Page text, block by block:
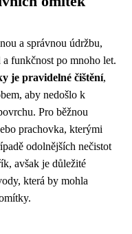
a správnou údržbu,
funkčnost po mnoho let.
je pravidelné čištění,
aby nedošlo k
Pro běžnou
prachovka, kterými
odolnějších nečistot
avšak je důležité
která by mohla